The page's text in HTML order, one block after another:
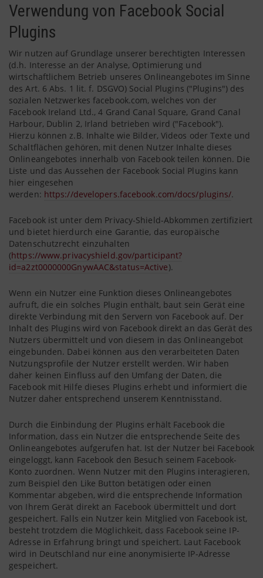
Verwendung von Facebook Social
Plugins
Wir nutzen auf Grundlage unserer berechtigten Interessen
(d.h. Interesse an der Analyse, Optimierung und
wirtschaftlichem Betrieb unseres Onlineangebotes im Sinne
des Art. 6 Abs. 1 lit. f. DSGVO) Social Plugins ("Plugins") des
sozialen Netzwerkes facebook.com, welches von der
Facebook Ireland Ltd., 4 Grand Canal Square, Grand Canal
Harbour, Dublin 2, Irland betrieben wird ("Facebook").
Hierzu können z.B. Inhalte wie Bilder, Videos oder Texte und
Schaltflächen gehören, mit denen Nutzer Inhalte dieses
Onlineangebotes innerhalb von Facebook teilen können. Die
Liste und das Aussehen der Facebook Social Plugins kann
hier eingesehen
werden: https://developers.facebook.com/docs/plugins/.
Facebook ist unter dem Privacy-Shield-Abkommen zertifiziert
und bietet hierdurch eine Garantie, das europäische
Datenschutzrecht einzuhalten
(https://www.privacyshield.gov/participant?
id=a2zt0000000GnywAAC&status=Active).
Wenn ein Nutzer eine Funktion dieses Onlineangebotes
aufruft, die ein solches Plugin enthält, baut sein Gerät eine
direkte Verbindung mit den Servern von Facebook auf. Der
Inhalt des Plugins wird von Facebook direkt an das Gerät des
Nutzers übermittelt und von diesem in das Onlineangebot
eingebunden. Dabei können aus den verarbeiteten Daten
Nutzungsprofile der Nutzer erstellt werden. Wir haben
daher keinen Einfluss auf den Umfang der Daten, die
Facebook mit Hilfe dieses Plugins erhebt und informiert die
Nutzer daher entsprechend unserem Kenntnisstand.
Durch die Einbindung der Plugins erhält Facebook die
Information, dass ein Nutzer die entsprechende Seite des
Onlineangebotes aufgerufen hat. Ist der Nutzer bei Facebook
eingeloggt, kann Facebook den Besuch seinem Facebook-
Konto zuordnen. Wenn Nutzer mit den Plugins interagieren,
zum Beispiel den Like Button betätigen oder einen
Kommentar abgeben, wird die entsprechende Information
von Ihrem Gerät direkt an Facebook übermittelt und dort
gespeichert. Falls ein Nutzer kein Mitglied von Facebook ist,
besteht trotzdem die Möglichkeit, dass Facebook seine IP-
Adresse in Erfahrung bringt und speichert. Laut Facebook
wird in Deutschland nur eine anonymisierte IP-Adresse
gespeichert.